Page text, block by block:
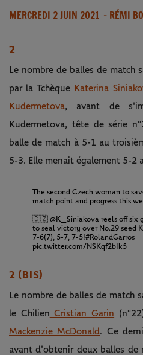
MERCREDI 2 JUIN 2021 - RÉMI
2
Le nombre de balles de match
par la Tchèque Katerina
Kudermetova, avant de
Kudermetova, tête de série
balle de match à 5-1 au
5-3. Elle menait également 5-2
The second Czech woman to
match point and progress this
🇨🇿 @K_Siniakova reels off six
to seal victory over No.29 seed
7-6(7), 5-7, 7-5!#RolandGarros
pic.twitter.com/NSKqf2bIk5
2 (BIS)
Le nombre de balles de match
le Chilien Cristian Garin
Mackenzie McDonald. Ce
avant d'obtenir deux balles de